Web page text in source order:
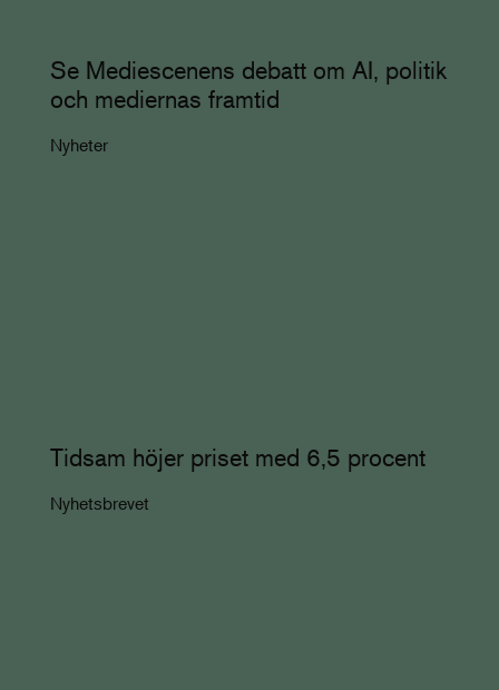
Se Mediescenens debatt om AI, politik
och mediernas framtid
Nyheter
Tidsam höjer priset med 6,5 procent
Nyhetsbrevet